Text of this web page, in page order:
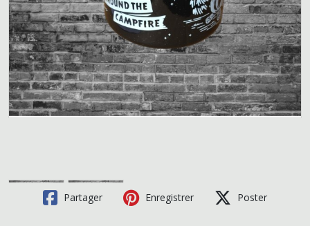
Partager Enregistrer Poster